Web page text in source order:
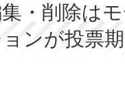
・削除は
ンが投票